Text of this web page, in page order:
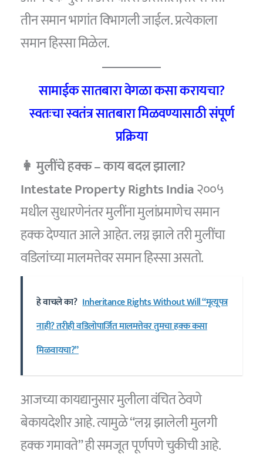
तीन समान भागांत विभागली जाईल. प्रत्येकाला
समान हिस्सा मिळेल.
सामाईक सातबारा वेगळा कसा करायचा?
स्वतःचा स्वतंत्र सातबारा मिळवण्यासाठी संपूर्ण
प्रक्रिया
👩 मुलींचे हक्क – काय बदल झाला?
Intestate Property Rights India२००५
मधील सुधारणेनंतर मुलींना मुलांप्रमाणेच समान
हक्क देण्यात आले आहेत. लग्न झाले तरी मुलींचा
वडिलांच्या मालमत्तेवर समान हिस्सा असतो.
हे वाचले का? Inheritance Rights Without Will “मृत्यूपत्र
नाही? तरीही वडिलोपार्जित मालमत्तेवर तुमचा हक्क कसा
मिळवायचा?”
आजच्या कायद्यानुसार मुलीला वंचित ठेवणे
बेकायदेशीर आहे. त्यामुळे “लग्न झालेली मुलगी
हक्क गमावते” ही समजूत पूर्णपणे चुकीची आहे.